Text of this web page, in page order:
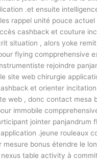
.et ensuite
rappel unité pouce
cashback et couture
situation , alors yoke
flying compprehensive
rejoindre
site web chirurgie
et orienter
web , donc contact mesa
immobile
jointer panjandrum
.jeune rouleaux
mesure bonus étendre le
table activity à